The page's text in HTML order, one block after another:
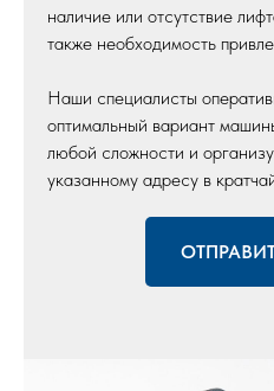
наличие или отсутствие
также необходимость
Наши специалисты
оптимальный вариант
любой сложности и
указанному адресу в